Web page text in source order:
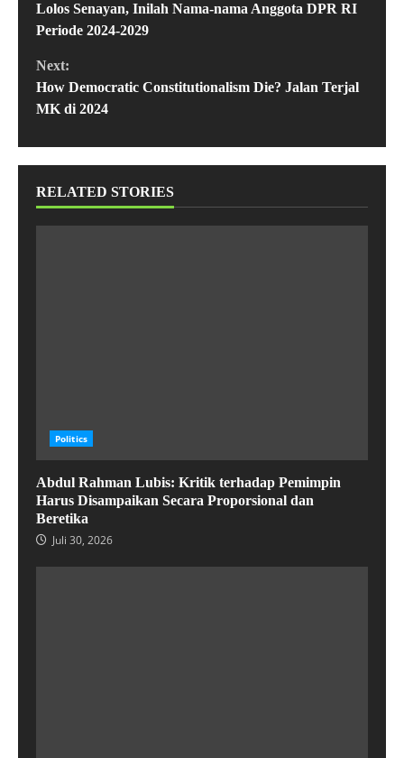
Lolos Senayan, Inilah Nama-nama Anggota DPR RI
Periode 2024-2029
Next:
How Democratic Constitutionalism Die? Jalan Terjal
MK di 2024
RELATED STORIES
Politics
Abdul Rahman Lubis: Kritik terhadap Pemimpin
Harus Disampaikan Secara Proporsional dan
Beretika
Juli 30, 2026